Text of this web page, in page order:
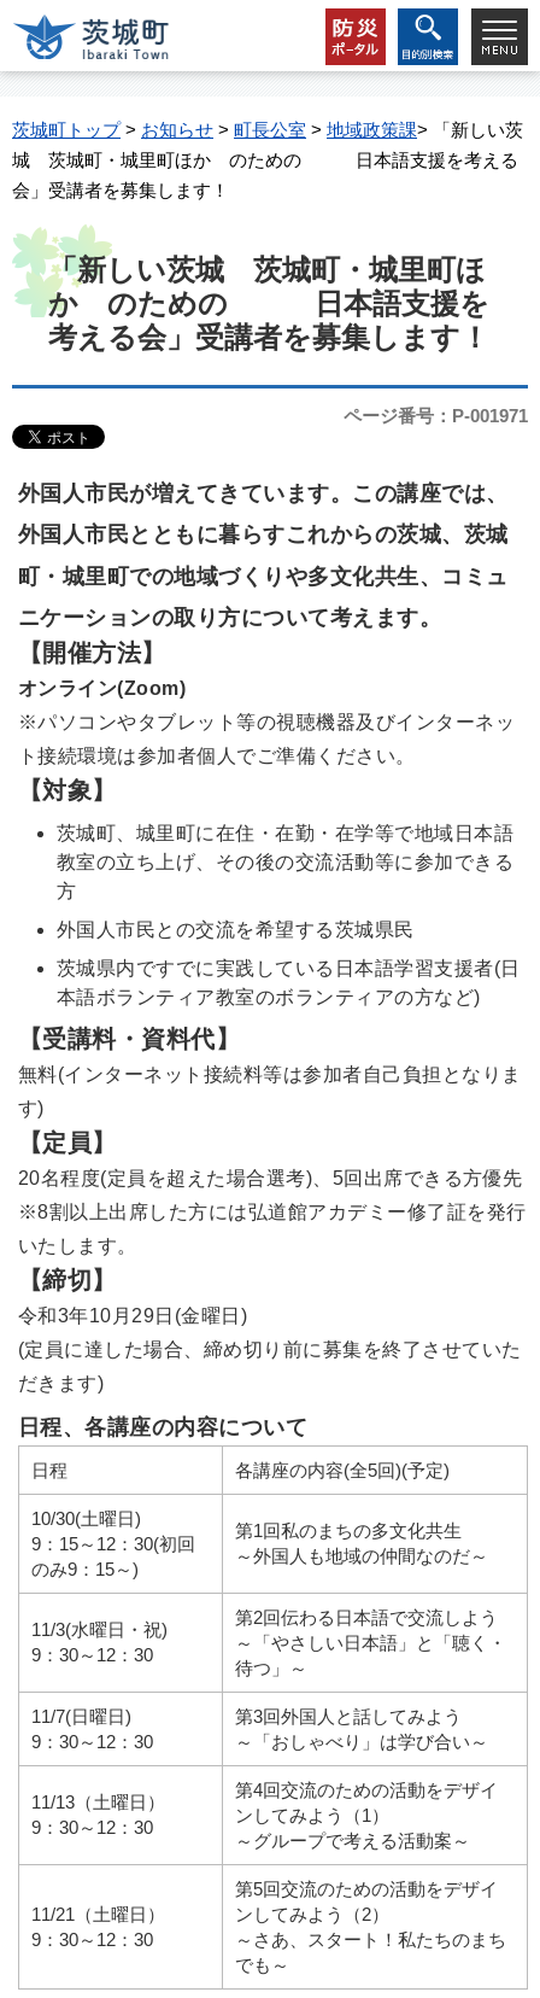
茨城町トップ> お知らせ > 町長公室 > 地域政策課> 「新しい茨
城 茨城町・城里町ほか のための 日本語支援を考える
会」受講者を募集します！
「新しい茨城 茨城町・城里町ほ
か のための 日本語支援を
考える会」受講者を募集します！
ページ番号：P-001971
外国人市民が増えてきています。この講座では、
外国人市民とともに暮らすこれからの茨城、茨城
町・城里町での地域づくりや多文化共生、コミュ
ニケーションの取り方について考えます。
【開催方法】
オンライン(Zoom)
※パソコンやタブレット等の視聴機器及びインターネッ
ト接続環境は参加者個人でご準備ください。
【対象】
茨城町、城里町に在住・在勤・在学等で地域日本語
教室の立ち上げ、その後の交流活動等に参加できる
方
外国人市民との交流を希望する茨城県民
茨城県内ですでに実践している日本語学習支援者(日
本語ボランティア教室のボランティアの方など)
【受講料・資料代】
無料(インターネット接続料等は参加者自己負担となりま
す)
【定員】
20名程度(定員を超えた場合選考)、5回出席できる方優先
※8割以上出席した方には弘道館アカデミー修了証を発行
いたします。
【締切】
令和3年10月29日(金曜日)
(定員に達した場合、締め切り前に募集を終了させていた
だきます)
日程、各講座の内容について
日程 各講座の内容(全5回)(予定)
10/30(土曜日)
9：15～12：30(初回
のみ9：15～)
第1回私のまちの多文化共生
～外国人も地域の仲間なのだ～
11/3(水曜日・祝)
9：30～12：30
第2回伝わる日本語で交流しよう
～「やさしい日本語」と「聴く・
待つ」～
11/7(日曜日)
9：30～12：30
第3回外国人と話してみよう
～「おしゃべり」は学び合い～
11/13（土曜日）
9：30～12：30
第4回交流のための活動をデザイ
ンしてみよう（1）
～グループで考える活動案～
11/21（土曜日）
9：30～12：30
第5回交流のための活動をデザイ
ンしてみよう（2）
～さあ、スタート！私たちのまち
でも～